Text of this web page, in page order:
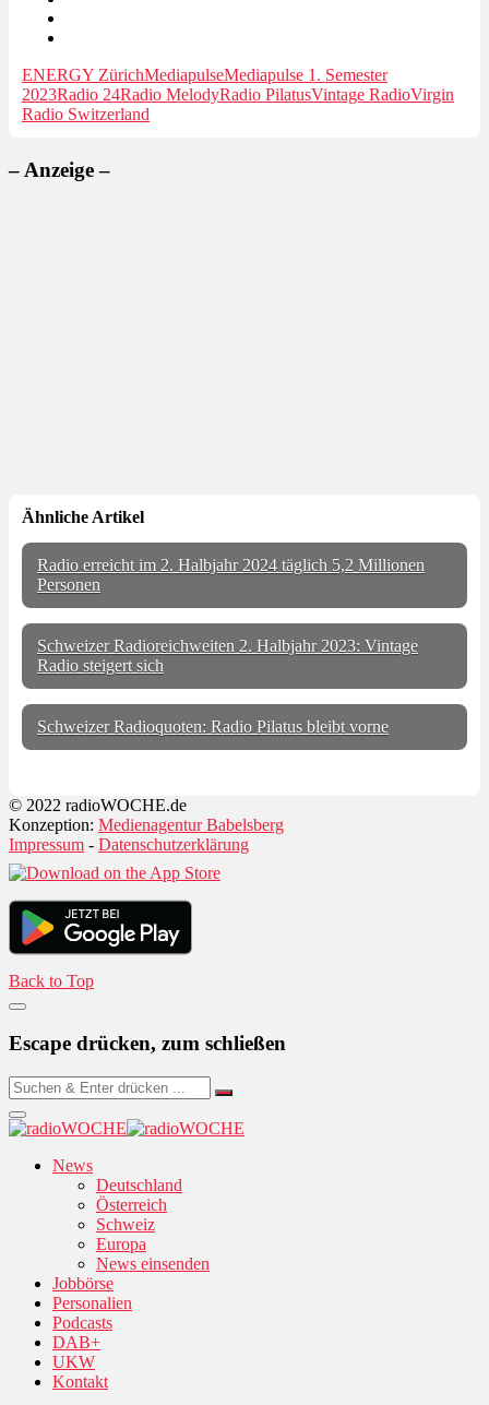
ENERGY ZürichMediapulseMediapulse 1. Semester
2023Radio 24Radio MelodyRadio PilatusVintage RadioVirgin
Radio Switzerland
– Anzeige –
Ähnliche Artikel
Radio erreicht im 2. Halbjahr 2024 täglich 5,2 Millionen
Personen
Schweizer Radioreichweiten 2. Halbjahr 2023: Vintage
Radio steigert sich
Schweizer Radioquoten: Radio Pilatus bleibt vorne
© 2022 radioWOCHE.de
Konzeption: Medienagentur Babelsberg
Impressum - Datenschutzerklärung
Back to Top
Escape drücken, zum schließen
News
Deutschland
Österreich
Schweiz
Europa
News einsenden
Jobbörse
Personalien
Podcasts
DAB+
UKW
Kontakt